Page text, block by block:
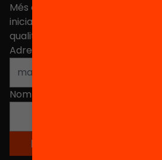
Més de 40.000 persones ja han
iniciatives, propostes i projectes
qualitat de l'educació a
Adreça electrònica
Nom